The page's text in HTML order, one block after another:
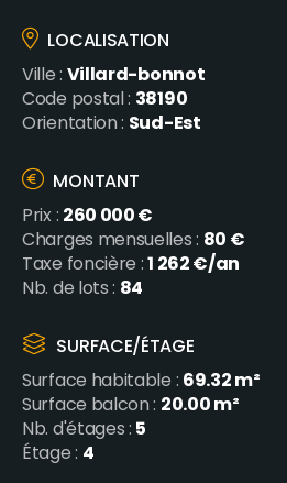
LOCALISATION
Ville :Villard-bonnot
Code postal : 38190
Orientation : Sud-Est
MONTANT
Prix :260 000 €
Charges mensuelles : 80 €
Taxe foncière :1 262 €/an
Nb. de lots : 84
SURFACE/ÉTAGE
Surface habitable :69.32 m²
Surface balcon : 20.00 m²
Nb. d'étages :5
Étage : 4